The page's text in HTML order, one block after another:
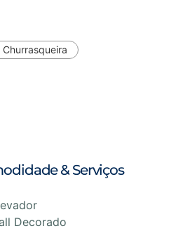
& Serviços
Decorado